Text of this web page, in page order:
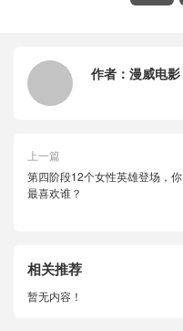
作者： 漫威电影
上一篇
第四阶段12个女性英雄登场，你
最喜欢谁？
相关推荐
暂无内容！